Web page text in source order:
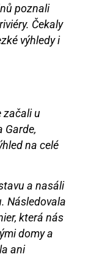
poznali
Čekaly
výhledy i
začali u
Garde,
na celé
a nasáli
Následovala
která nás
domy a
ani